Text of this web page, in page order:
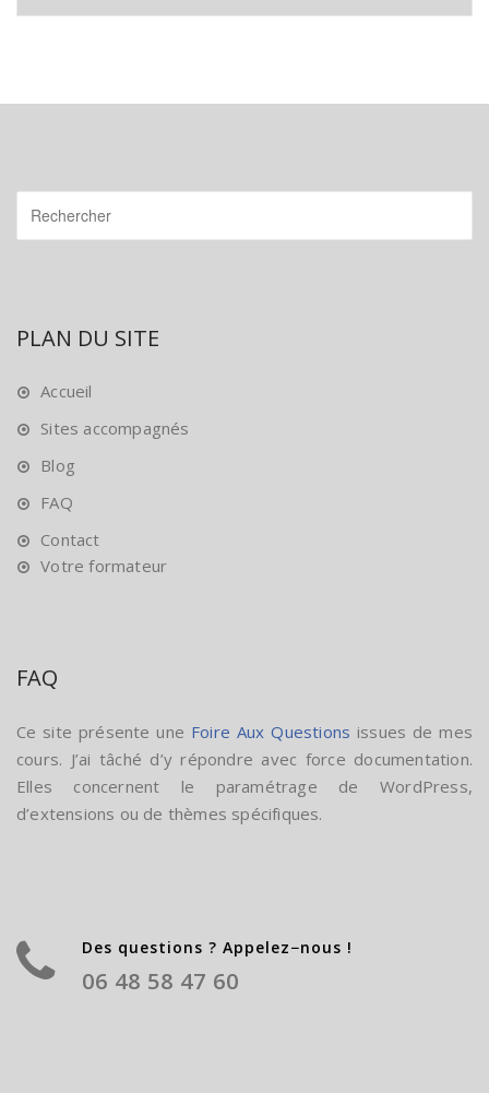
PLAN DU SITE
Accueil
Sites accompagnés
Blog
FAQ
Contact
Votre formateur
FAQ
Ce site présente une Foire Aux Questions issues de mes
cours. J’ai tâché d’y répondre avec force documentation.
Elles concernent le paramétrage de WordPress,
d’extensions ou de thèmes spécifiques.
Des questions ? Appelez−nous !
06 48 58 47 60